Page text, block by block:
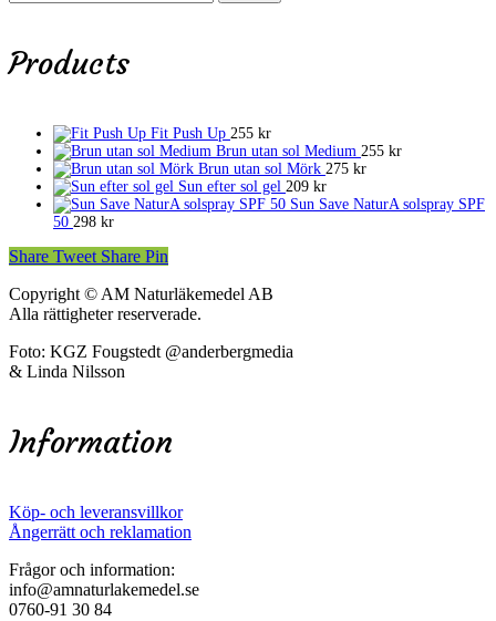
Products
Fit Push Up 255 kr
Brun utan sol Medium 255 kr
Brun utan sol Mörk 275 kr
Sun efter sol gel 209 kr
Sun Save NaturA solspray SPF
50 298 kr
Share Tweet Share Pin
Copyright © AM Naturläkemedel AB
Alla rättigheter reserverade.
Foto: KGZ Fougstedt @anderbergmedia
& Linda Nilsson
Information
Köp- och leveransvillkor
Ångerrätt och reklamation
Frågor och information:
info@amnaturlakemedel.se
0760-91 30 84